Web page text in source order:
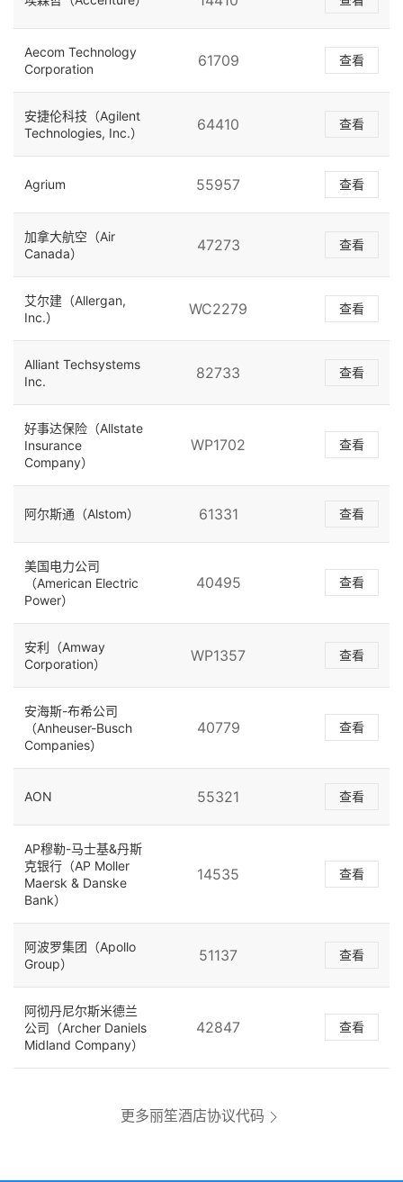
Aecom Technology
Corporation
61709 查看
安捷伦科技（Agilent
Technologies, Inc.）
64410 查看
Agrium 55957 查看
加拿大航空（Air
Canada）
47273 查看
艾尔建（Allergan,
Inc.）
WC2279 查看
Alliant Techsystems
Inc.
82733 查看
好事达保险（Allstate
Insurance
Company）
WP1702 查看
阿尔斯通（Alstom） 61331 查看
美国电力公司
（American Electric
Power）
40495 查看
安利（Amway
Corporation）
WP1357 查看
安海斯-布希公司
（Anheuser-Busch
Companies）
40779 查看
AON 55321 查看
AP穆勒-马士基&丹斯
克银行（AP Moller
Maersk & Danske
Bank）
14535 查看
阿波罗集团（Apollo
Group）
51137 查看
阿彻丹尼尔斯米德兰
公司（Archer Daniels
Midland Company）
42847 查看
更多丽笙酒店协议代码